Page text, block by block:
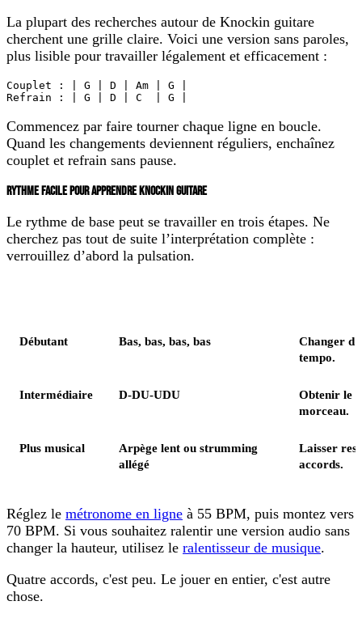
La plupart des recherches autour de Knockin guitare
cherchent une grille claire. Voici une version sans paroles,
plus lisible pour travailler légalement et efficacement :
Couplet : | G | D | Am | G |
Refrain : | G | D | C  | G |
Commencez par faire tourner chaque ligne en boucle.
Quand les changements deviennent réguliers, enchaînez
couplet et refrain sans pause.
RYTHME FACILE POUR APPRENDRE KNOCKIN GUITARE
Le rythme de base peut se travailler en trois étapes. Ne
cherchez pas tout de suite l’interprétation complète :
verrouillez d’abord la pulsation.
Débutant Bas, bas, bas, bas
Changer
tempo.
Intermédiaire D-DU-UDU
Obtenir le
morceau.
Plus musical
Arpège lent ou strumming
allégé
Laisser
accords.
Réglez le métronome en ligne à 55 BPM, puis montez vers
70 BPM. Si vous souhaitez ralentir une version audio sans
changer la hauteur, utilisez le ralentisseur de musique.
Quatre accords, c'est peu. Le jouer en entier, c'est autre
chose.